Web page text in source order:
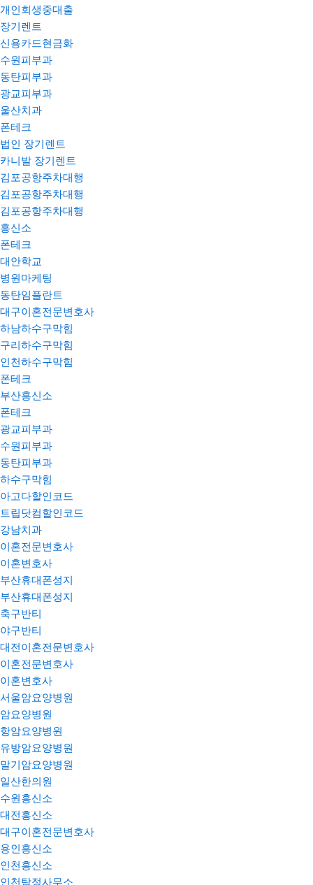
개인회생중대출
장기렌트
신용카드현금화
수원피부과
동탄피부과
광교피부과
울산치과
폰테크
법인 장기렌트
카니발 장기렌트
김포공항주차대행
김포공항주차대행
김포공항주차대행
흥신소
폰테크
대안학교
병원마케팅
동탄임플란트
대구이혼전문변호사
하남하수구막힘
구리하수구막힘
인천하수구막힘
폰테크
부산흥신소
폰테크
광교피부과
수원피부과
동탄피부과
하수구막힘
아고다할인코드
트립닷컴할인코드
강남치과
이혼전문변호사
이혼변호사
부산휴대폰성지
부산휴대폰성지
축구반티
야구반티
대전이혼전문변호사
이혼전문변호사
이혼변호사
서울암요양병원
암요양병원
항암요양병원
유방암요양병원
말기암요양병원
일산한의원
수원흥신소
대전흥신소
대구이혼전문변호사
용인흥신소
인천흥신소
인천탐정사무소